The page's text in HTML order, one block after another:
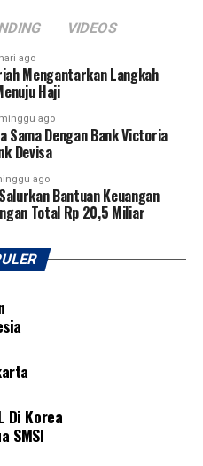
perdana tersebut
yang mampu
Selatan dan
nasional bahkan
meriah dengan laga
tim Kabupaten Tapin
Utara (HSU). Kegiatan
Selatan, serta
sebagai bentuk
sepak bola dan
di Banua.
VIDEOS
ago
Mengantarkan Langkah
Haji
ago
Sama Dengan Bank Victoria
Devisa
ago
Bantuan Keuangan
Total Rp 20,5 Miliar
Di Korea
SMSI